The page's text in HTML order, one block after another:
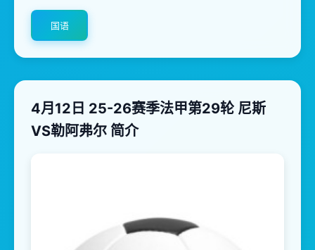
国语
4月12日 25-26赛季法甲第29轮 尼斯
VS勒阿弗尔 简介